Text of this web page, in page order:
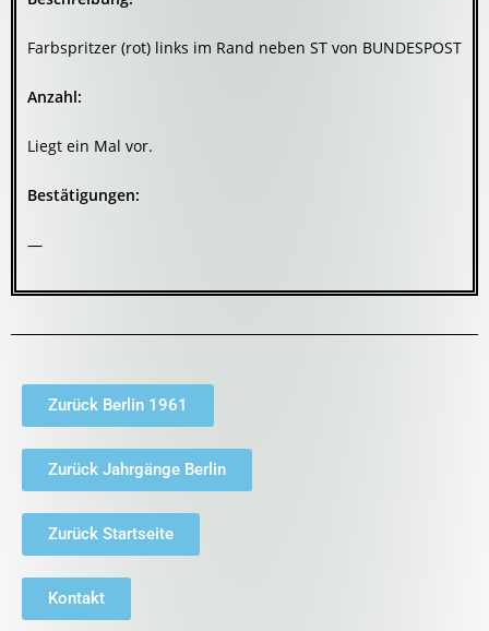
Farbspritzer (rot) links im Rand neben ST von BUNDESPOST
Anzahl:
Liegt ein Mal vor.
Bestätigungen:
—
Zurück Berlin 1961
Zurück Jahrgänge Berlin
Zurück Startseite
Kontakt